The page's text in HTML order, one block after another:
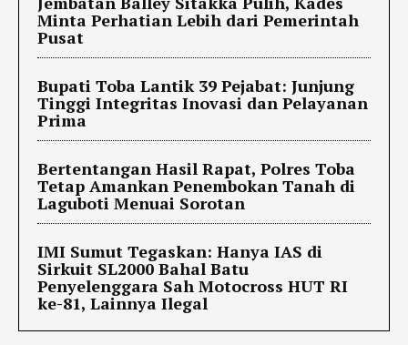
Minta Perhatian Lebih dari Pemerintah
Pusat
Bupati Toba Lantik 39 Pejabat: Junjung
Tinggi Integritas Inovasi dan Pelayanan
Prima
Bertentangan Hasil Rapat, Polres Toba
Tetap Amankan Penembokan Tanah di
Laguboti Menuai Sorotan
IMI Sumut Tegaskan: Hanya IAS di
Sirkuit SL2000 Bahal Batu
Penyelenggara Sah Motocross HUT RI
ke-81, Lainnya Ilegal